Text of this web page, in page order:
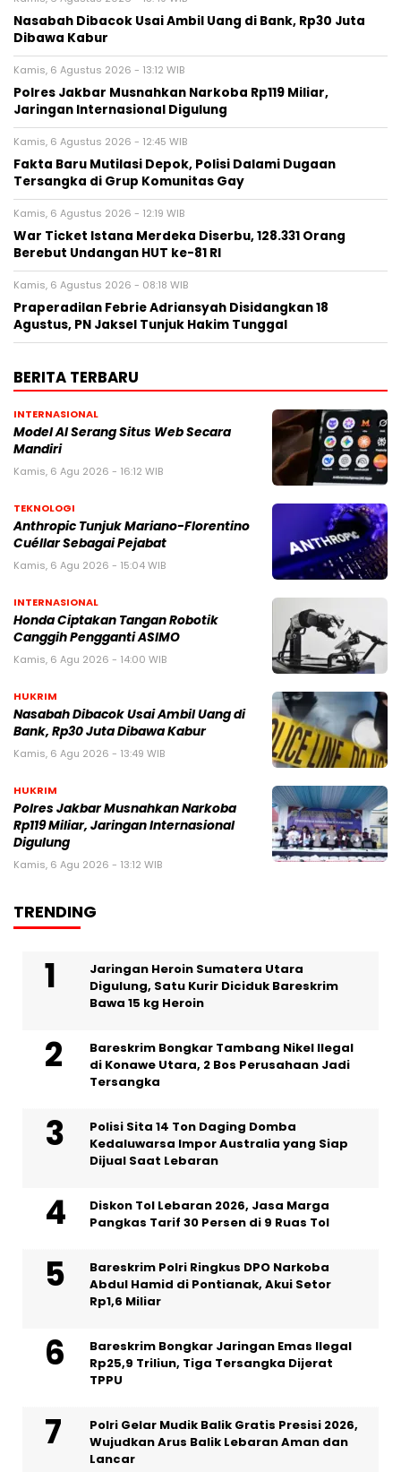
Nasabah Dibacok Usai Ambil Uang di Bank, Rp30 Juta
Dibawa Kabur
Kamis, 6 Agustus 2026 - 13:12 WIB
Polres Jakbar Musnahkan Narkoba Rp119 Miliar,
Jaringan Internasional Digulung
Kamis, 6 Agustus 2026 - 12:45 WIB
Fakta Baru Mutilasi Depok, Polisi Dalami Dugaan
Tersangka di Grup Komunitas Gay
Kamis, 6 Agustus 2026 - 12:19 WIB
War Ticket Istana Merdeka Diserbu, 128.331 Orang
Berebut Undangan HUT ke-81 RI
Kamis, 6 Agustus 2026 - 08:18 WIB
Praperadilan Febrie Adriansyah Disidangkan 18
Agustus, PN Jaksel Tunjuk Hakim Tunggal
BERITA TERBARU
INTERNASIONAL
Model AI Serang Situs Web Secara
Mandiri
Kamis, 6 Agu 2026 - 16:12 WIB
TEKNOLOGI
Anthropic Tunjuk Mariano-Florentino
Cuéllar Sebagai Pejabat
Kamis, 6 Agu 2026 - 15:04 WIB
INTERNASIONAL
Honda Ciptakan Tangan Robotik
Canggih Pengganti ASIMO
Kamis, 6 Agu 2026 - 14:00 WIB
HUKRIM
Nasabah Dibacok Usai Ambil Uang di
Bank, Rp30 Juta Dibawa Kabur
Kamis, 6 Agu 2026 - 13:49 WIB
HUKRIM
Polres Jakbar Musnahkan Narkoba
Rp119 Miliar, Jaringan Internasional
Digulung
Kamis, 6 Agu 2026 - 13:12 WIB
TRENDING
Jaringan Heroin Sumatera Utara
Digulung, Satu Kurir Diciduk Bareskrim
Bawa 15 kg Heroin
Bareskrim Bongkar Tambang Nikel Ilegal
di Konawe Utara, 2 Bos Perusahaan Jadi
Tersangka
Polisi Sita 14 Ton Daging Domba
Kedaluwarsa Impor Australia yang Siap
Dijual Saat Lebaran
Diskon Tol Lebaran 2026, Jasa Marga
Pangkas Tarif 30 Persen di 9 Ruas Tol
Bareskrim Polri Ringkus DPO Narkoba
Abdul Hamid di Pontianak, Akui Setor
Rp1,6 Miliar
Bareskrim Bongkar Jaringan Emas Ilegal
Rp25,9 Triliun, Tiga Tersangka Dijerat
TPPU
Polri Gelar Mudik Balik Gratis Presisi 2026,
Wujudkan Arus Balik Lebaran Aman dan
Lancar